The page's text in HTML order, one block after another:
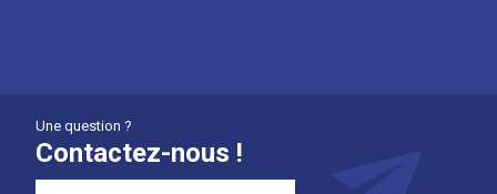
Une question ?
Contactez-nous !